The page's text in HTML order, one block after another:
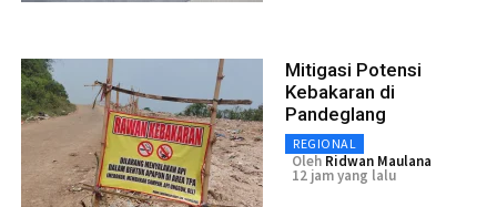
Mitigasi Potensi
Kebakaran di
Pandeglang
REGIONAL
Oleh Ridwan Maulana
12 jam yang lalu